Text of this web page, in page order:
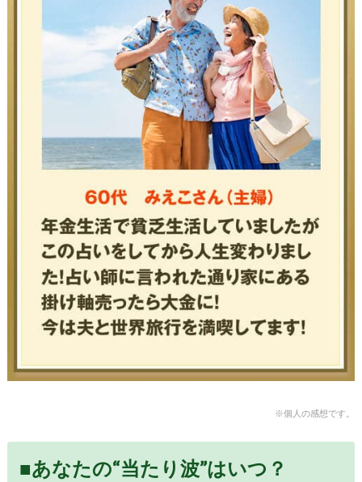
※個人の感想です。
■あなたの“当たり波”はいつ？